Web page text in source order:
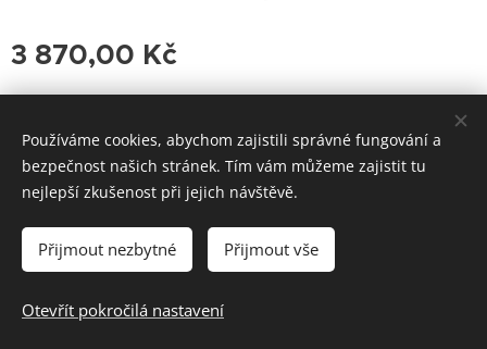
3 870,00 Kč
Do košíku
HVĚZDY ŽIVOTA z.s., Úzká 3, 417 31 Novosedlice, tel.: 608 306
259
Používáme cookies, abychom zajistili správné fungování a
bezpečnost našich stránek. Tím vám můžeme zajistit tu
nejlepší zkušenost při jejich návštěvě.
Přijmout nezbytné Přijmout vše
Otevřít pokročilá nastavení